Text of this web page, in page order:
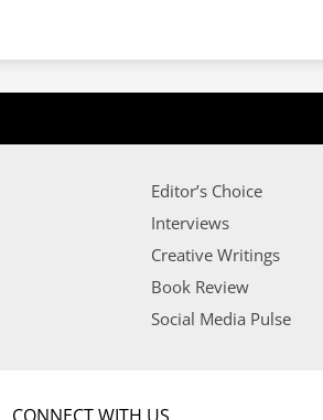
Editor’s Choice
Interviews
Creative Writings
Book Review
Social Media Pulse